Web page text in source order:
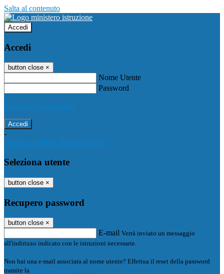
Salta al contenuto
Accedi
Accedi
button close ×
Nome Utente
Password
Password dimenticata?
-
Entra con SPID
Entra con CIE
Seleziona utente
button close ×
Recupero password
button close ×
E-mail Verrà inviato un messaggio
all'indirizzo indicato con le istruzioni necessarie.
Non hai una e-mail associata al nome utente? Effettua il reset della password
tramite la Login Spaggiari